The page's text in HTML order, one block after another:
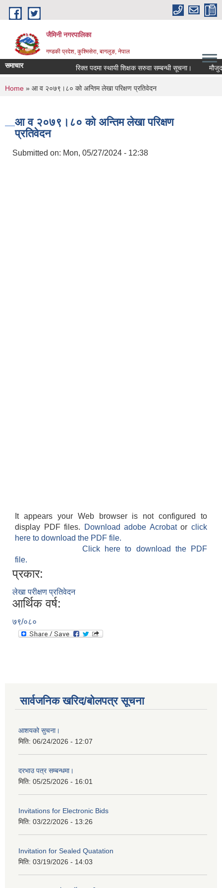
Skip to main content
जैमिनी नगरपालिका
गण्डकी प्रदेश, कुश्मिसेरा, बागलुङ, नेपाल
समाचार रिक्त पदमा स्थायी शिक्षक सरुवा सम्बन्धी सूचना। मौजुदा
You are here
Home » आ व २०७९।८० को अन्तिम लेखा परिक्षण प्रतिवेदन
आ व २०७९।८० को अन्तिम लेखा परिक्षण
प्रतिवेदन
Submitted on: Mon, 05/27/2024 - 12:38
It appears your Web browser is not configured to
display PDF files.
Download adobe Acrobatorclick
here to download the PDF file.
Click here to download the PDF
file.
प्रकार:
लेखा परीक्षण प्रतिवेदन
आर्थिक वर्ष:
७९/०८०
सार्वजनिक खरिद/बोलपत्र सूचना
आशयको सुचना।
मिति: 06/24/2026 - 12:07
दरभाउ पत्र सम्बन्धमा।
मिति: 05/25/2026 - 16:01
Invitations for Electronic Bids
मिति: 03/22/2026 - 13:26
Invitation for Sealed Quatation
मिति: 03/19/2026 - 14:03